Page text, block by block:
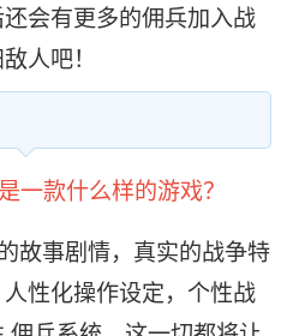
会有更多的佣兵加入战
人吧！
一款什么样的游戏？
故事剧情，真实的战争特
性化操作设定，个性战